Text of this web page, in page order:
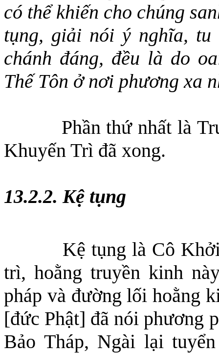
có thể khiến cho chúng
tụng, giải nói ý nghĩa, tu
chánh đáng, đều là do
Thế Tôn ở nơi phương xa
Phần thứ nhất là
Khuyến Trì đã xong.
13.2.2. Kệ tụng
Kệ tụng là Cô K
trì, hoằng truyền kinh
pháp và đường lối hoằng
[đức Phật] đã nói phương
Bảo Tháp, Ngài lại